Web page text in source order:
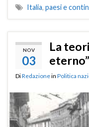
Italia, paesi e
NOV
03
La
DiRedazionein Politica